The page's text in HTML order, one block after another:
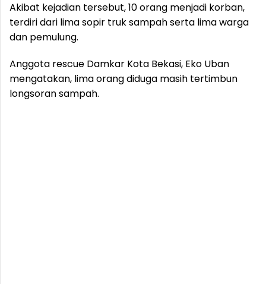
Akibat kejadian tersebut, 10 orang menjadi korban,
terdiri dari lima sopir truk sampah serta lima warga
dan pemulung.
Anggota rescue Damkar Kota Bekasi, Eko Uban
mengatakan, lima orang diduga masih tertimbun
longsoran sampah.